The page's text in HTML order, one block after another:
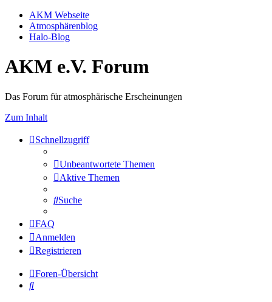
AKM Webseite
Atmosphärenblog
Halo-Blog
AKM e.V. Forum
Das Forum für atmosphärische Erscheinungen
Zum Inhalt
Schnellzugriff
Unbeantwortete Themen
Aktive Themen
Suche
FAQ
Anmelden
Registrieren
Foren-Übersicht
Suche